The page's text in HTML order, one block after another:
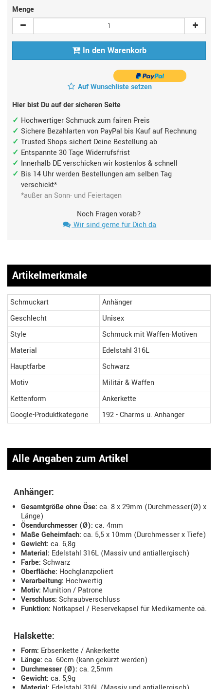
Menge
In den Warenkorb
Auf Wunschliste setzen
Hier bist Du auf der sicheren Seite
Hochwertiger Schmuck zum fairen Preis
Sichere Bezahlarten von PayPal bis Kauf auf Rechnung
Trusted Shops sichert Deine Bestellung ab
Entspannte 30 Tage Widerrufsfrist
Innerhalb DE verschicken wir kostenlos & schnell
Bis 14 Uhr werden Bestellungen am selben Tag
verschickt*
*außer an Sonn- und Feiertagen
Noch Fragen vorab?
Wir sind gerne für Dich da
Artikelmerkmale
Schmuckart
Anhänger
Geschlecht
Unisex
Style
Schmuck mit Waffen-Motiven
Material
Edelstahl 316L
Hauptfarbe
Schwarz
Motiv
Militär & Waffen
Kettenform
Ankerkette
Google-Produktkategorie
192 - Charms u. Anhänger
Alle Angaben zum Artikel
Anhänger:
Gesamtgröße ohne Öse: ca. 8 x 29mm (Durchmesser(Ø) x
Länge)
Ösendurchmesser (Ø): ca. 4mm
Maße Geheimfach: ca. 5,5 x 10mm (Durchmesser x Tiefe)
Gewicht: ca. 6,8g
Material: Edelstahl 316L (Massiv und antiallergisch)
Farbe: Schwarz
Oberfläche: Hochglanzpoliert
Verarbeitung: Hochwertig
Motiv: Munition / Patrone
Verschluss: Schraubverschluss
Funktion: Notkapsel / Reservekapsel für Medikamente oä.
Halskette:
Form: Erbsenkette / Ankerkette
Länge: ca. 60cm (kann gekürzt werden)
Durchmesser (Ø): ca. 2,5mm
Gewicht: ca. 5,9g